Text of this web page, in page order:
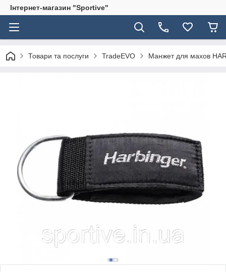
Інтернет-магазин "Sportive"
Товари та послуги TradeEVO Манжет для махов